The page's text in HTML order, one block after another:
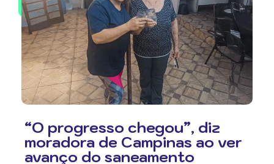
“O progresso chegou”, diz
moradora de Campinas ao ver
avanço do saneamento